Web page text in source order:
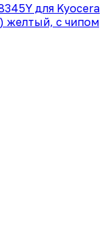
для Kyocera
желтый, с чипом